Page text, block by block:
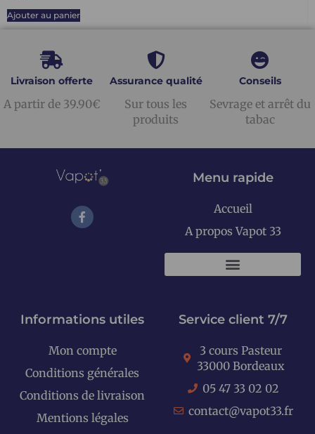
Ajouter au panier
Livraison offerte
A partir de 39.90€
Assurance qualité
Sur tous les
produits
Conseils
Sevrage et arrêt du
tabac
Menu rapide
Accueil
A propos Vapot 33
Informations utiles
Mon compte
Conditions générales
Conditions de livraison
Mentions légales
Service client 7/7
3 cours Pasteur
33000 Bordeaux
05 47 33 02 02
contact@vapot33.fr